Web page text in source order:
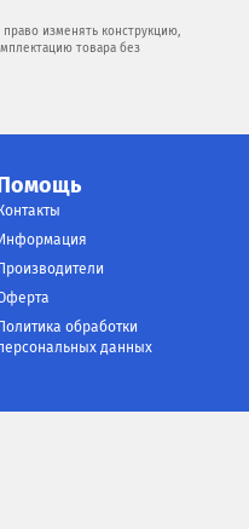
изменять конструкцию,
товара без
Контакты
Информация
Производители
Политика обработки
данных